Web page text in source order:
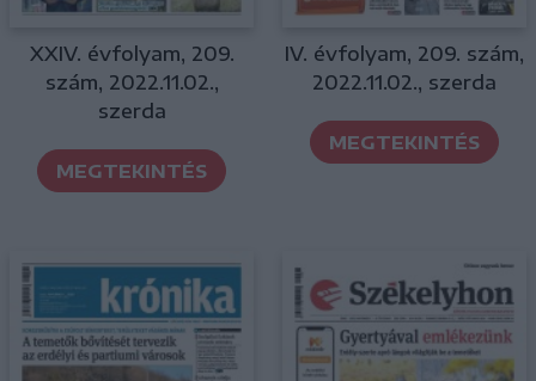
XXIV. évfolyam, 209.
szám, 2022.11.02.,
szerda
MEGTEKINTÉS
IV. évfolyam, 209. szám,
2022.11.02., szerda
MEGTEKINTÉS